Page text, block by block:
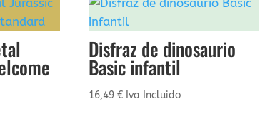
Disfraz de dinosaurio
Basic infantil
16,49€ Iva Incluido